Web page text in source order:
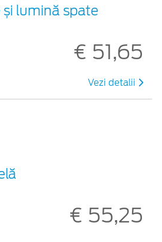
lumină spate
€ 51,65
Vezi detalii
€ 55,25